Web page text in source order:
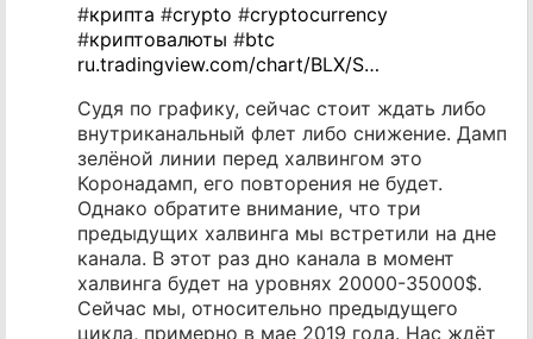
#крипта #crypto #cryptocurrency
#криптовалюты #btc
ru.tradingview.com/chart/BLX/S…
Судя по графику, сейчас стоит ждать либо
внутриканальный флет либо снижение. Дамп
зелёной линии перед халвингом это
Коронадамп, его повторения не будет.
Однако обратите внимание, что три
предыдущих халвинга мы встретили на дне
канала. В этот раз дно канала в момент
халвинга будет на уровнях 20000-35000$.
Сейчас мы, относительно предыдущего
цикла, примерно в мае 2019 года. Нас ждёт